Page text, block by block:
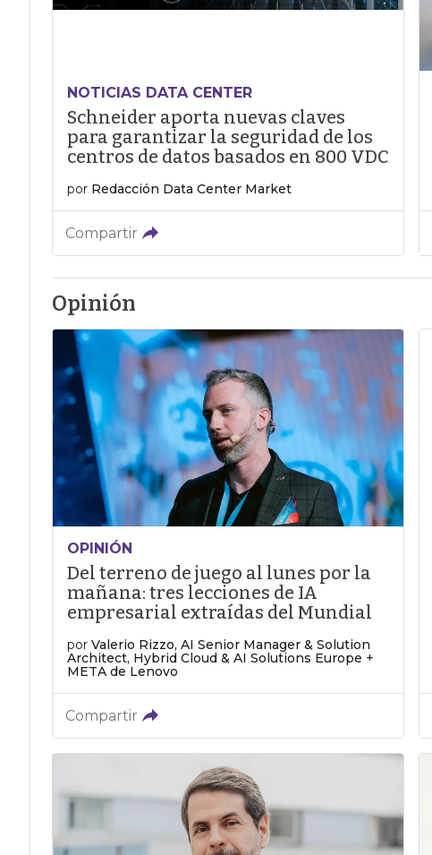
NOTICIAS DATA CENTER
Schneider aporta nuevas claves
para garantizar la seguridad de los
centros de datos basados en 800 VDC
por Redacción Data Center Market
Compartir
Opinión
OPINIÓN
Del terreno de juego al lunes por la
mañana: tres lecciones de IA
empresarial extraídas del Mundial
por Valerio Rizzo, AI Senior Manager & Solution
Architect, Hybrid Cloud & AI Solutions Europe +
META de Lenovo
Compartir